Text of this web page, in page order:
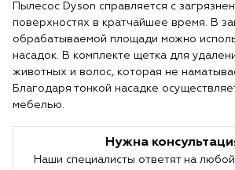
Пылесос Dyson справляется с
поверхностях в кратчайшее время. В
обрабатываемой площади можно
насадок. В комплекте щетка для
животных и волос, которая не
Благодаря тонкой насадке
мебелью.
Нужна
Наши специалисты ответят на